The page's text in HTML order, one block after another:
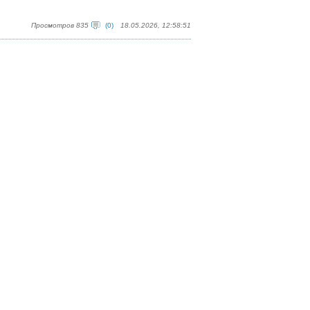
Просмотров 835 (0) 18.05.2026, 12:58:51